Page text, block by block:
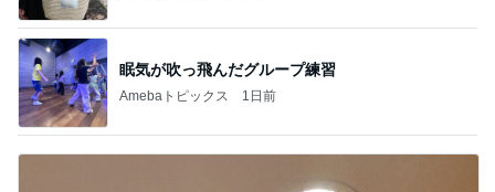
眠気が吹っ飛んだグループ練習
Amebaトピックス 1日前